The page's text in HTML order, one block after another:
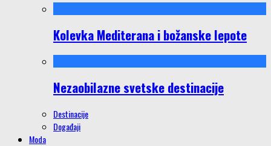
Kolevka Mediterana i božanske lepote
Nezaobilazne svetske destinacije
Destinacije
Događaji
Moda